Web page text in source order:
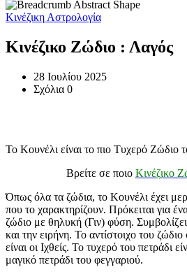
Κινέζικη Αστρολογία
Κινέζικο Ζώδιο : Λαγός
28 Ιουλίου 2025
Σχόλια 0
Το Κουνέλι είναι το πιο Τυχερό Ζώδιο
Βρείτε σε ποιο Κινέζικο
Όπως όλα τα ζώδια, το Κουνέλι έχει
που το χαρακτηρίζουν. Πρόκειται για
ζώδιο με θηλυκή (Γιν) φύση.
και την ειρήνη. Το αντίστοιχο του
είναι οι Ιχθείς. Το τυχερό του πετράδι
μαγικό πετράδι του φεγγαριού.